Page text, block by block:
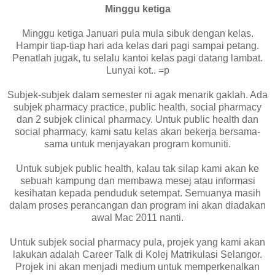
Minggu ketiga
Minggu ketiga Januari pula mula sibuk dengan kelas.
Hampir tiap-tiap hari ada kelas dari pagi sampai petang.
Penatlah jugak, tu selalu kantoi kelas pagi datang lambat.
Lunyai kot.. =p
Subjek-subjek dalam semester ni agak menarik gaklah. Ada
subjek pharmacy practice, public health, social pharmacy
dan 2 subjek clinical pharmacy. Untuk public health dan
social pharmacy, kami satu kelas akan bekerja bersama-
sama untuk menjayakan program komuniti.
Untuk subjek public health, kalau tak silap kami akan ke
sebuah kampung dan membawa mesej atau informasi
kesihatan kepada penduduk setempat. Semuanya masih
dalam proses perancangan dan program ini akan diadakan
awal Mac 2011 nanti.
Untuk subjek social pharmacy pula, projek yang kami akan
lakukan adalah Career Talk di Kolej Matrikulasi Selangor.
Projek ini akan menjadi medium untuk memperkenalkan